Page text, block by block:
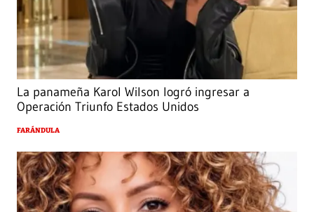
La panameña Karol Wilson logró ingresar a
Operación Triunfo Estados Unidos
FARÁNDULA